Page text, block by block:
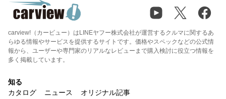
carview!（カービュー）はLINEヤフー株式会社が運営するクルマに関するあ
らゆる情報やサービスを提供するサイトです。価格やスペックなどの公式情
報から、ユーザーや専門家のリアルなレビューまで購入検討に役立つ情報を
多く掲載しています。
知る
カタログ
ニュース オリジナル記事